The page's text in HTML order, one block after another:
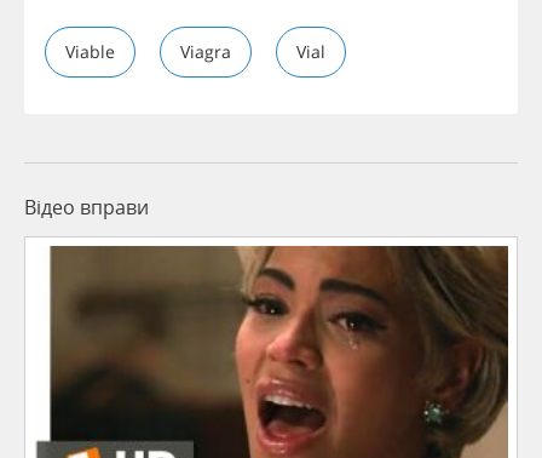
Viable Viagra Vial
Відео вправи